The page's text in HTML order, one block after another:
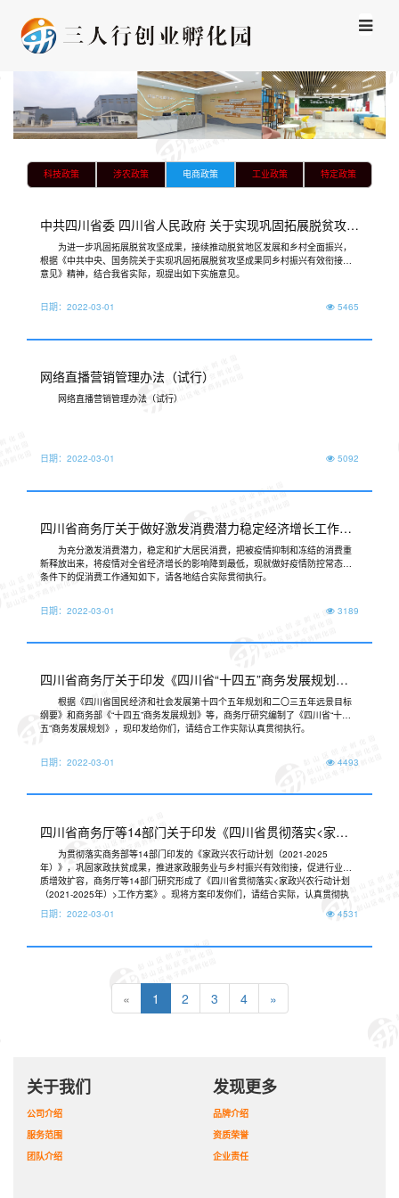
科技政策 涉农政策 电商政策 工业政策 特定政策
中共四川省委 四川省人民政府 关于实现巩固拓展脱贫攻坚
成果同乡村振兴有效衔接的实施意见
为进一步巩固拓展脱贫攻坚成果，接续推动脱贫地区发展和乡村全面振兴，
根据《中共中央、国务院关于实现巩固拓展脱贫攻坚成果同乡村振兴有效衔接的
意见》精神，结合我省实际，现提出如下实施意见。
日期： 2022-03-01 5465
网络直播营销管理办法（试行）
网络直播营销管理办法（试行）
日期： 2022-03-01 5092
四川省商务厅关于做好激发消费潜力稳定经济增长工作的
通知
为充分激发消费潜力，稳定和扩大居民消费，把被疫情抑制和冻结的消费重
新释放出来，将疫情对全省经济增长的影响降到最低，现就做好疫情防控常态化
条件下的促消费工作通知如下，请各地结合实际贯彻执行。
日期： 2022-03-01 3189
四川省商务厅关于印发《四川省“十四五”商务发展规划》
的通知
根据《四川省国民经济和社会发展第十四个五年规划和二〇三五年远景目标
纲要》和商务部《“十四五”商务发展规划》等，商务厅研究编制了《四川省“十四
五”商务发展规划》，现印发给你们，请结合工作实际认真贯彻执行。
日期： 2022-03-01 4493
四川省商务厅等14部门关于印发《四川省贯彻落实<家政
兴农行动计划（2021-2025年）>工作方案》的通知
为贯彻落实商务部等14部门印发的《家政兴农行动计划（2021-2025
年）》，巩固家政扶贫成果，推进家政服务业与乡村振兴有效衔接，促进行业提
质增效扩容，商务厅等14部门研究形成了《四川省贯彻落实<家政兴农行动计划
（2021-2025年）>工作方案》。现将方案印发你们，请结合实际，认真贯彻执
行。
日期： 2022-03-01 4531
« 1 2 3 4 »
关于我们
公司介绍
服务范围
团队介绍
发现更多
品牌介绍
资质荣誉
企业责任